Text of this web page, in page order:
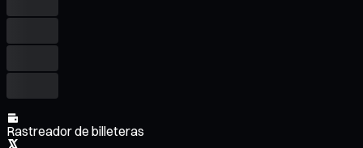
Rastreador de billeteras